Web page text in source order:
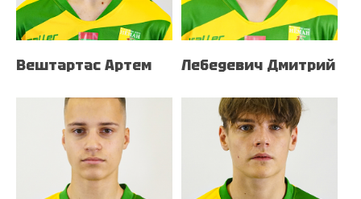
Вештартас Артем Лебедевич Дмитрий